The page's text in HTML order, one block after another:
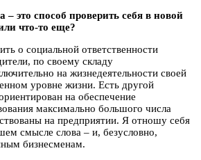
это способ проверить себя в новой
что-то еще?
о социальной ответственности
по своему складу
на жизнедеятельности своей
уровне жизни. Есть другой
на обеспечение
максимально большого числа
на предприятии. Я отношу себя
смысле слова – и, безусловно,
бизнесменам.